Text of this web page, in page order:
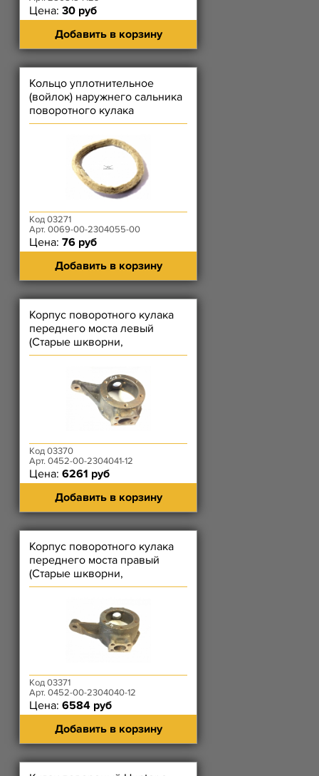
Цена: 30 руб
Добавить в корзину
Кольцо уплотнительное
(войлок) наружнего сальника
поворотного кулака
Код 03271
Арт. 0069-00-2304055-00
Цена: 76 руб
Добавить в корзину
Корпус поворотного кулака
переднего моста левый
(Старые шкворни,
Барабанные тормоза)
Код 03370
Арт. 0452-00-2304041-12
Цена: 6261 руб
Добавить в корзину
Корпус поворотного кулака
переднего моста правый
(Старые шкворни,
Барабанные тормоза)
Код 03371
Арт. 0452-00-2304040-12
Цена: 6584 руб
Добавить в корзину